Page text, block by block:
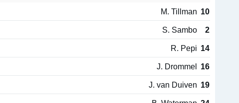
M. Tillman 10
S. Sambo 2
R. Pepi 14
J. Drommel 16
J. van Duiven 19